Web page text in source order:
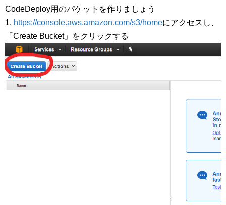
CodeDeploy用のパケットを作りましょう
1. https://console.aws.amazon.com/s3/homeにアクセスし、
「Create Bucket」をクリックする